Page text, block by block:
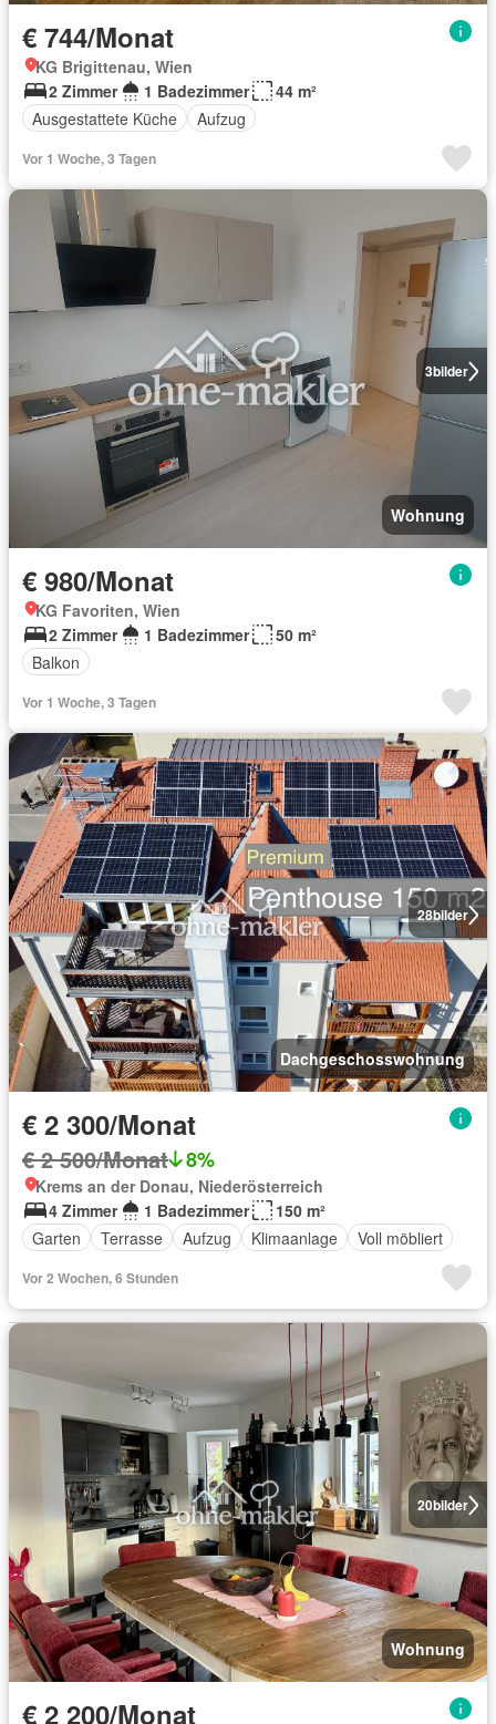
€ 744/Monat
KG Brigittenau, Wien
2 Zimmer
1 Badezimmer
44 m²
Ausgestattete Küche
Aufzug
Vor 1 Woche, 3 Tagen
3bilder
Wohnung
€ 980/Monat
KG Favoriten, Wien
2 Zimmer
1 Badezimmer
50 m²
Balkon
Vor 1 Woche, 3 Tagen
28bilder
Dachgeschosswohnung
€ 2 300/Monat
€ 2 500/Monat 8%
Krems an der Donau, Niederösterreich
4 Zimmer
1 Badezimmer
150 m²
Garten
Terrasse Aufzug Klimaanlage Voll möbliert
Vor 2 Wochen, 6 Stunden
20bilder
Wohnung
€ 2 200/Monat